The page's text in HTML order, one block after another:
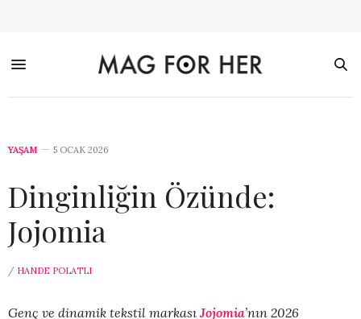
YAŞAM 5 OCAK 2026
Dinginliğin Özünde:
Jojomia
/ HANDE POLATLI
Genç ve dinamik tekstil markası Jojomia’nın 2026